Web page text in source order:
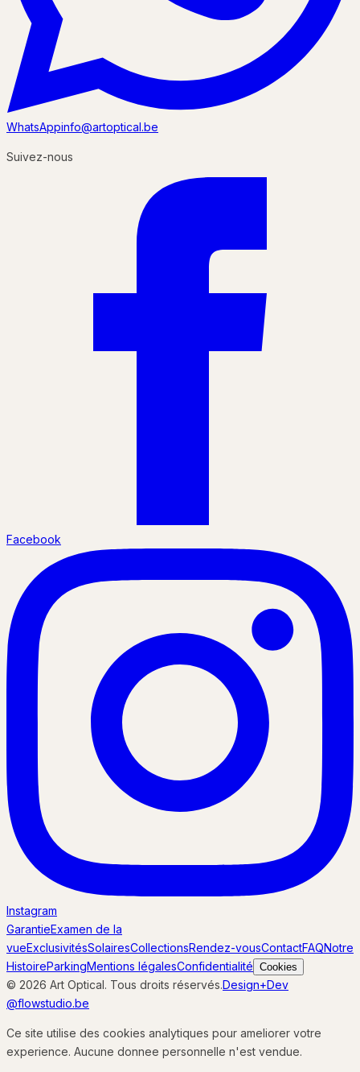
WhatsAppinfo@artoptical.be
Suivez-nous
Facebook
Instagram
GarantieExamen de la
vueExclusivitésSolairesCollectionsRendez-vousContactFAQNotre
HistoireParkingMentions légalesConfidentialité Cookies
© 2026 Art Optical. Tous droits réservés.Design+Dev
@flowstudio.be
Ce site utilise des cookies analytiques pour ameliorer votre
experience. Aucune donnee personnelle n'est vendue.